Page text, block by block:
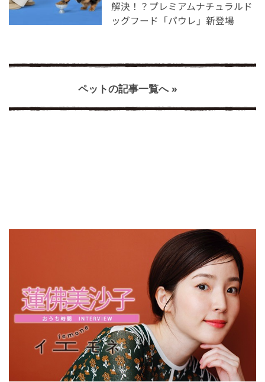
解決！？プレミアムナチュラルド
ッグフード「パウレ」新登場
ペットの記事一覧へ »